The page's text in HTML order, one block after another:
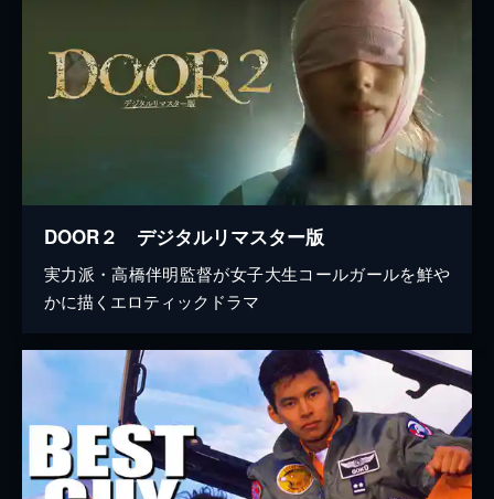
DOOR２ デジタルリマスター版
実力派・高橋伴明監督が女子大生コールガールを鮮や
かに描くエロティックドラマ